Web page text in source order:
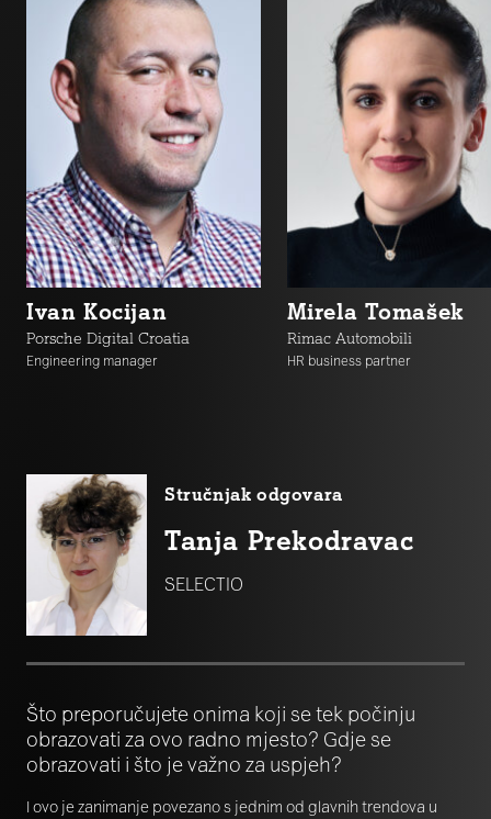
Ivan Kocijan
Porsche Digital Croatia
Engineering manager
Mirela Tomašek
Rimac Automobili
HR business partner
Stručnjak odgovara
Tanja Prekodravac
SELECTIO
Što preporučujete onima koji se tek počinju
obrazovati za ovo radno mjesto? Gdje se
obrazovati i što je važno za uspjeh?
I ovo je zanimanje povezano s jednim od glavnih trendova u